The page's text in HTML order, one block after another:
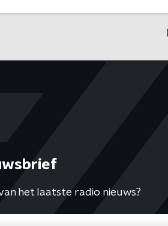
het laatste radio nieuws?